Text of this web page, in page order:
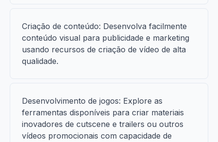
Criação de conteúdo: Desenvolva facilmente
conteúdo visual para publicidade e marketing
usando recursos de criação de vídeo de alta
qualidade.
Desenvolvimento de jogos: Explore as
ferramentas disponíveis para criar materiais
inovadores de cutscene e trailers ou outros
vídeos promocionais com capacidade de